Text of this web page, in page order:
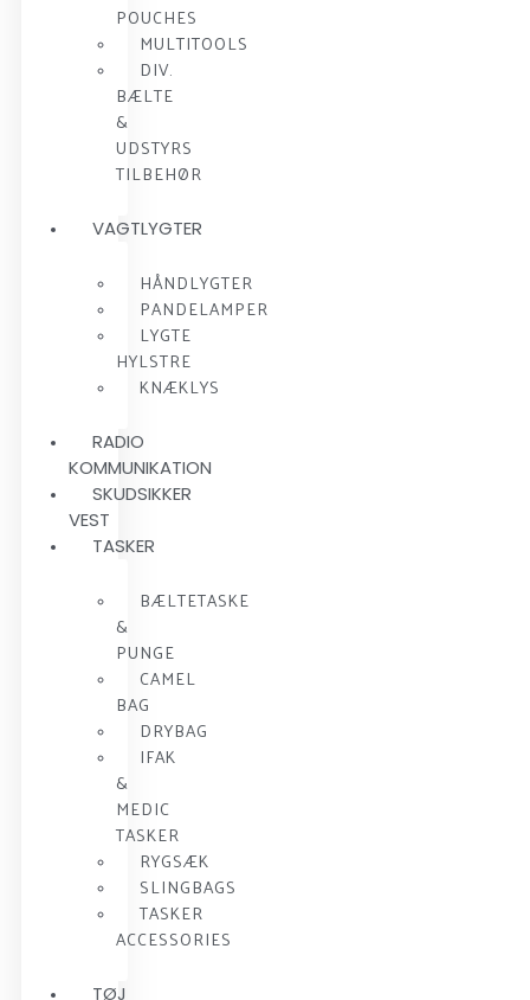
POUCHES
MULTITOOLS
DIV.
BÆLTE
&
UDSTYRS
TILBEHØR
VAGTLYGTER
HÅNDLYGTER
PANDELAMPER
LYGTE
HYLSTRE
KNÆKLYS
RADIO
KOMMUNIKATION
SKUDSIKKER
VEST
TASKER
BÆLTETASKE
&
PUNGE
CAMEL
BAG
DRYBAG
IFAK
&
MEDIC
TASKER
RYGSÆK
SLINGBAGS
TASKER
ACCESSORIES
TØJ